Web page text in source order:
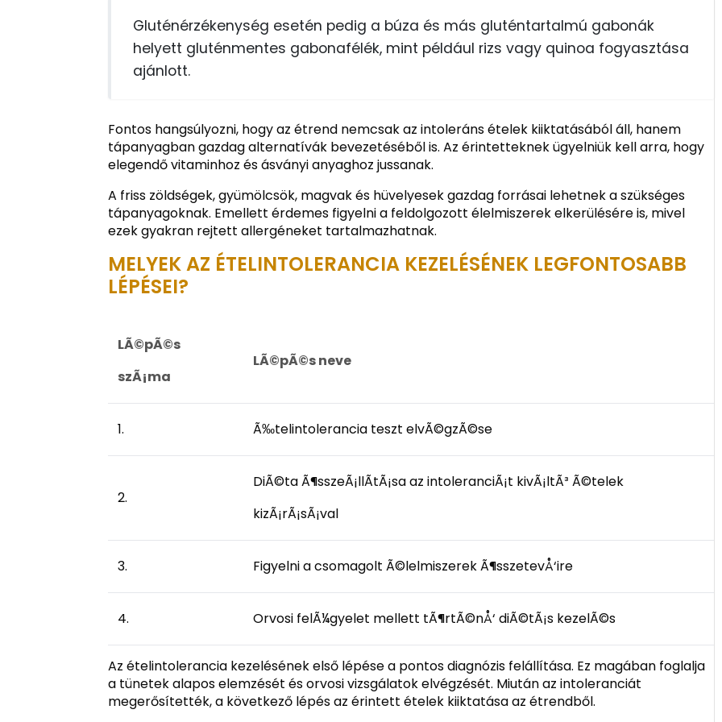
Gluténérzékenység esetén pedig a búza és más gluténtartalmú gabonák
helyett gluténmentes gabonafélék, mint például rizs vagy quinoa fogyasztása
ajánlott.
Fontos hangsúlyozni, hogy az étrend nemcsak az intoleráns ételek kiiktatásából áll, hanem
tápanyagban gazdag alternatívák bevezetéséből is. Az érintetteknek ügyelniük kell arra, hogy
elegendő vitaminhoz és ásványi anyaghoz jussanak.
A friss zöldségek, gyümölcsök, magvak és hüvelyesek gazdag forrásai lehetnek a szükséges
tápanyagoknak. Emellett érdemes figyelni a feldolgozott élelmiszerek elkerülésére is, mivel
ezek gyakran rejtett allergéneket tartalmazhatnak.
MELYEK AZ ÉTELINTOLERANCIA KEZELÉSÉNEK LEGFONTOSABB
LÉPÉSEI?
LÃ©pÃ©s
szÃ¡ma
LÃ©pÃ©s neve
1. Ã‰telintolerancia teszt elvÃ©gzÃ©se
2.
DiÃ©ta Ã¶sszeÃ¡llÃ­tÃ¡sa az intoleranciÃ¡t kivÃ¡ltÃ³ Ã©telek
kizÃ¡rÃ¡sÃ¡val
3. Figyelni a csomagolt Ã©lelmiszerek Ã¶sszetevÅ‘ire
4. Orvosi felÃ¼gyelet mellett tÃ¶rtÃ©nÅ‘ diÃ©tÃ¡s kezelÃ©s
Az ételintolerancia kezelésének első lépése a pontos diagnózis felállítása. Ez magában foglalja
a tünetek alapos elemzését és orvosi vizsgálatok elvégzését. Miután az intoleranciát
megerősítették, a következő lépés az érintett ételek kiiktatása az étrendből.